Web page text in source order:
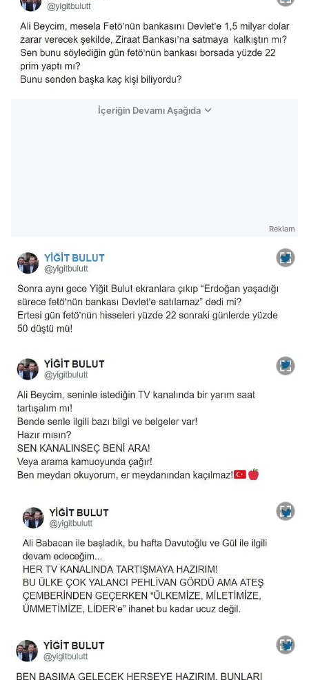
İçeriğin Devamı Aşağıda
Reklam